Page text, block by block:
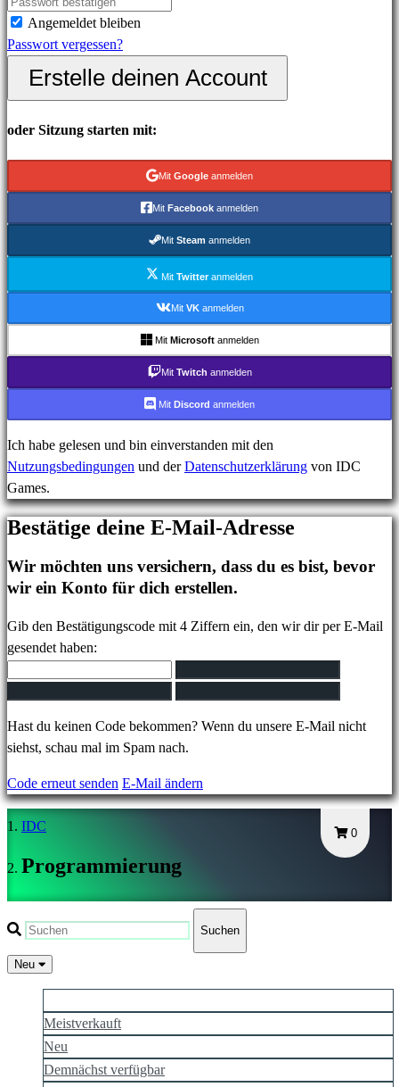
Guides
Foren
IDC
Plays
IDC
Support
FAQ
Login
AR
BS
CS
DA
DE
EN
ES
FI
HR
IT
JA
KO
NL
PL
PT
RO
SR
SV
TR
UK
Angemeldet bleiben
Passwort vergessen?
Erstelle deinen Account
oder Sitzung starten mit:
Mit Google anmelden
Mit Facebook anmelden
Mit Steam anmelden
MitTwitteranmelden
Mit VKanmelden
Mit Microsoftanmelden
Mit Twitch anmelden
Mit Discord anmelden
Ich habe gelesen und bin einverstanden mit den
Nutzungsbedingungen und derDatenschutzerklärung von IDC
Games.
Bestätige deine E-Mail-Adresse
Wir möchten uns versichern, dass du es bist, bevor
wir ein Konto für dich erstellen.
Gib den Bestätigungscode mit 4 Ziffern ein, den wir dir per E-Mail
gesendet haben:
Hast du keinen Code bekommen? Wenn du unsere E-Mail nicht
siehst, schau mal im Spam nach.
Code erneut senden E-Mail ändern
0
IDC
Programmierung
Suchen
Neu
Meistverkauft
Neu
Demnächst verfügbar